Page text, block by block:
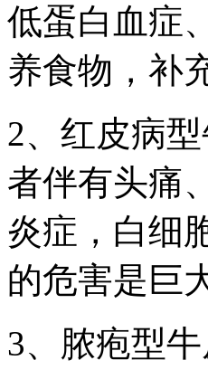
低蛋白血症
养食物，补
2、红皮病
者伴有头痛
炎症，白细
的危害是巨
3、脓疱型